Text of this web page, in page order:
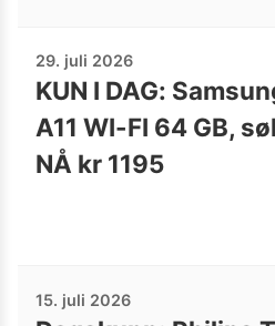
29. juli 2026
KUN I DAG:
A11 WI-FI 64 GB,
NÅ kr 1195
15. juli 2026